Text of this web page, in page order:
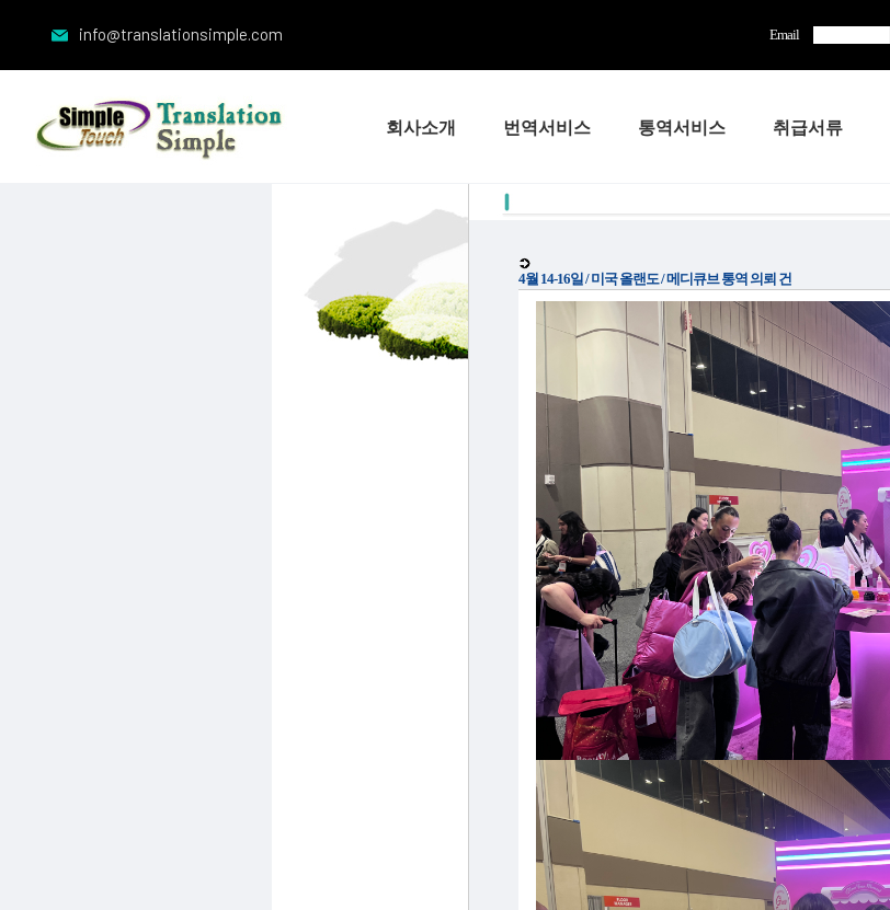
info@translationsimple.com Email
회사소개 번역서비스 통역서비스 취급서류
4월 14-16일 / 미국 올랜도 / 메디큐브 통역 의뢰 건